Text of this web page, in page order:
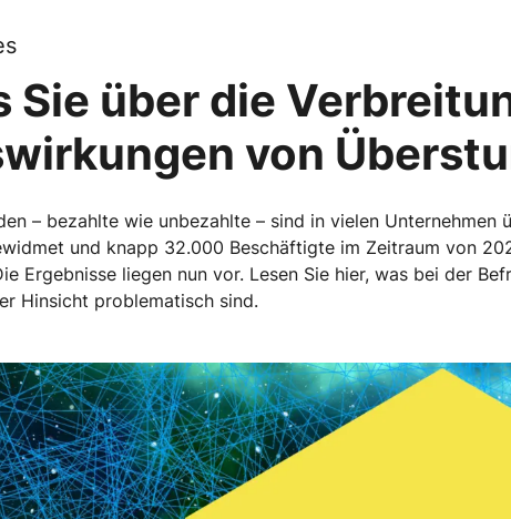
Sie über die
von
– bezahlte wie unbezahlte – sind in vielen
und knapp 32.000 Beschäftigte im Zeitraum von
Ergebnisse liegen nun vor. Lesen Sie hier, was bei der
Hinsicht problematisch sind.